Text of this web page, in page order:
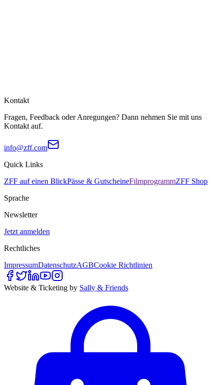
Kontakt
Fragen, Feedback oder Anregungen? Dann nehmen Sie mit uns
Kontakt auf.
info@zff.com
Quick Links
ZFF auf einen BlickPässe & GutscheineFilmprogrammZFF Shop
Sprache
Newsletter
Jetzt anmelden
Rechtliches
ImpressumDatenschutzAGBCookie Richtlinien
Website & Ticketing by Sally & Friends